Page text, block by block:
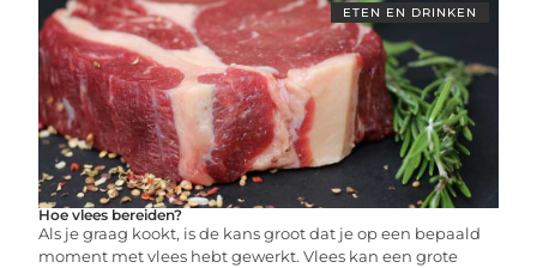
ETEN EN DRINKEN
Hoe vlees bereiden?
Als je graag kookt, is de kans groot dat je op een bepaald
moment met vlees hebt gewerkt. Vlees kan een grote